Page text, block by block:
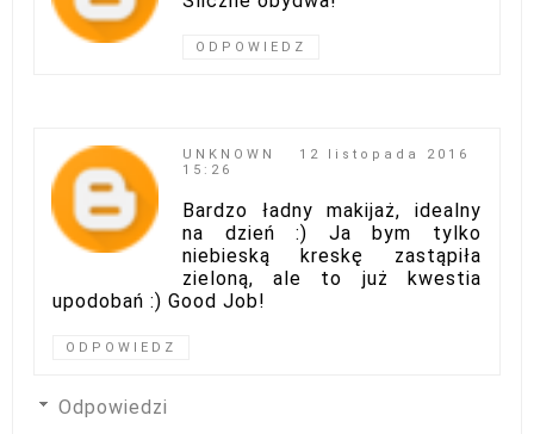
ODPOWIEDZ
UNKNOWN
12 listopada 2016
15:26
Bardzo ładny makijaż, idealny
na dzień :) Ja bym tylko
niebieską kreskę zastąpiła
zieloną, ale to już kwestia
upodobań :) Good Job!
ODPOWIEDZ
Odpowiedzi